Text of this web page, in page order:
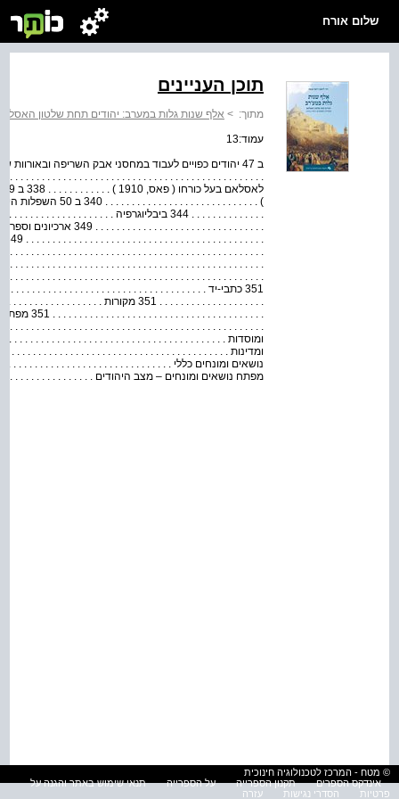
שלום אורח
תוכן העניינים
מתוך: > אלף שנות גלות במערב: יהודים תחת שלטון האסלאם:
עמוד:13
. . . . . . . . . . . . . . 344 ביבליוגרפיה . . . . . . . . .
. . . . . . . . . . . . . . . . . . . . .
351 כתבי-יד . . . . . . . . . . . . . . . . . . . . . . . . . . . . . . . . . . .
. . . . . . . . . . . . . . . . . . . . 351 מקורות . . .
. . . . . . . . .
מפתח נושאים ומונחים – מצב היהודים . . . . . . . . . . . . . . . . . .
© מטח - המרכז לטכנולוגיה חינוכית
אינדקס הספרים
תקנון הספרייה על הספרייה
תנאי שימוש באתר והגנה על
פרטיות
הסדרי נגישות עזרה